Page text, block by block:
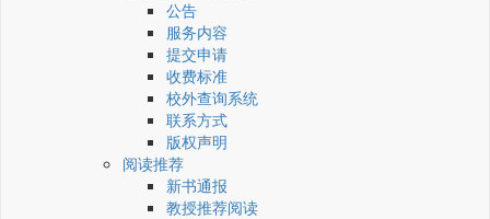
公告
服务内容
提交申请
收费标准
校外查询系统
联系方式
版权声明
阅读推荐
新书通报
教授推荐阅读